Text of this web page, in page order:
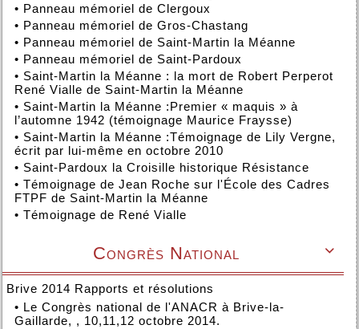
• Panneau mémoriel de Clergoux
• Panneau mémoriel de Gros-Chastang
• Panneau mémoriel de Saint-Martin la Méanne
• Panneau mémoriel de Saint-Pardoux
• Saint-Martin la Méanne : la mort de Robert Perperot
René Vialle de Saint-Martin la Méanne
• Saint-Martin la Méanne :Premier « maquis » à
l’automne 1942 (témoignage Maurice Fraysse)
• Saint-Martin la Méanne :Témoignage de Lily Vergne,
écrit par lui-même en octobre 2010
• Saint-Pardoux la Croisille historique Résistance
• Témoignage de Jean Roche sur l'École des Cadres
FTPF de Saint-Martin la Méanne
• Témoignage de René Vialle

Congrès National
Brive 2014 Rapports et résolutions
• Le Congrès national de l'ANACR à Brive-la-
Gaillarde, , 10,11,12 octobre 2014.